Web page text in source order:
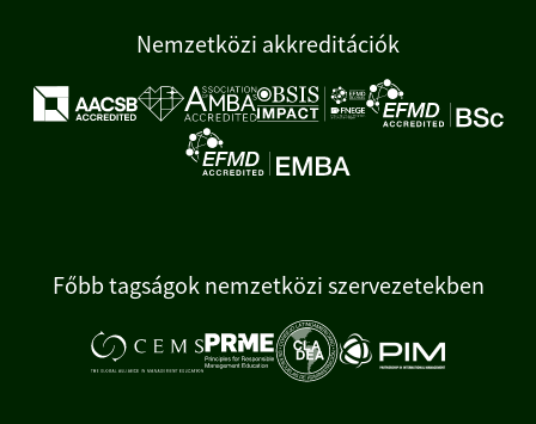
Nemzetközi akkreditációk
Főbb tagságok nemzetközi szervezetekben